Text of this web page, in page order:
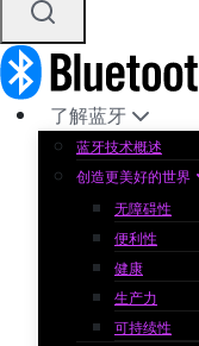
了解蓝牙
蓝牙技术概述
创造更美好的世界
无障碍性
便利性
健康
生产力
可持续性